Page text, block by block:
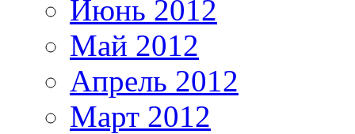
Июнь 2012
Май 2012
Апрель 2012
Март 2012